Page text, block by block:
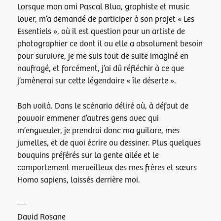
Lorsque mon ami Pascal Blua, graphiste et music
lover, m’a demandé de participer à son projet « Les
Essentiels », où il est question pour un artiste de
photographier ce dont il ou elle a absolument besoin
pour survivre, je me suis tout de suite imaginé en
naufragé, et forcément, j’ai dû réfléchir à ce que
j’amènerai sur cette légendaire « île déserte ».
Bah voilà. Dans le scénario déliré où, à défaut de
pouvoir emmener d’autres gens avec qui
m’engueuler, je prendrai donc ma guitare, mes
jumelles, et de quoi écrire ou dessiner. Plus quelques
bouquins préférés sur la gente ailée et le
comportement merveilleux des mes frères et sœurs
Homo sapiens, laissés derrière moi.
—
David Rosane